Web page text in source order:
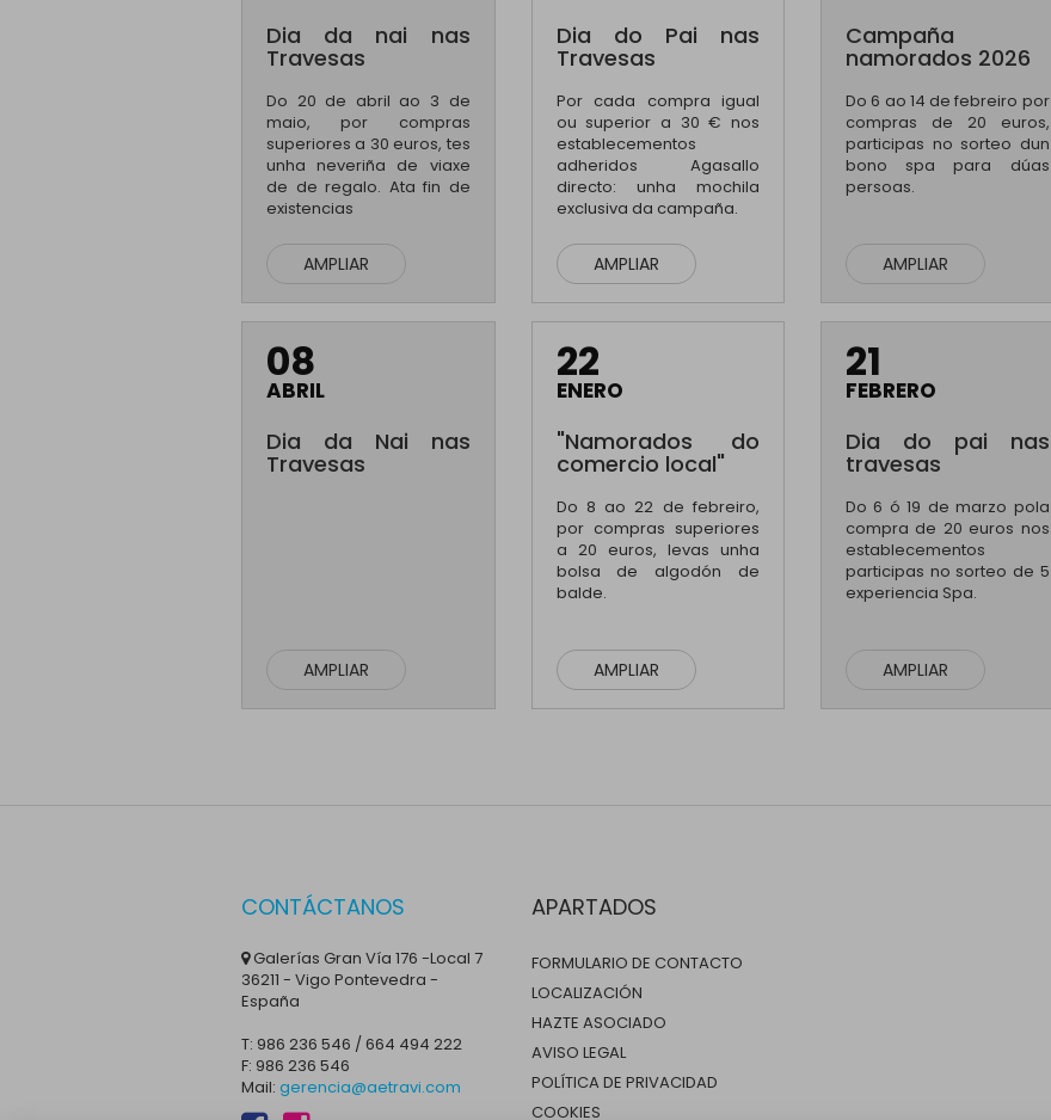
Dia da nai nas
Travesas
Do 20 de abril ao 3 de
maio, por compras
superiores a 30 euros, tes
unha neveriña de viaxe
de de regalo. Ata fin de
existencias
AMPLIAR
Dia do Pai nas
Travesas
Por cada compra igual
ou superior a 30 € nos
establecementos
adheridos Agasallo
directo: unha mochila
exclusiva da campaña.
AMPLIAR
Campaña
namorados 2026
Do 6 ao 14 de febreiro por
compras de 20 euros,
participas no sorteo dun
bono spa para dúas
persoas.
AMPLIAR
08
ABRIL
Dia da Nai nas
Travesas
AMPLIAR
22
ENERO
"Namorados do
comercio local"
Do 8 ao 22 de febreiro,
por compras superiores
a 20 euros, levas unha
bolsa de algodón de
balde.
AMPLIAR
21
FEBRERO
Dia do pai nas
travesas
Do 6 ó 19 de marzo pola
compra de 20 euros nos
establecementos
participas no sorteo de 5
experiencia Spa.
AMPLIAR
CONTÁCTANOS
Galerías Gran Vía 176 -Local 7
36211 - Vigo Pontevedra -
España
T: 986 236 546 / 664 494 222
F: 986 236 546
Mail: gerencia@aetravi.com
APARTADOS
FORMULARIO DE CONTACTO
LOCALIZACIÓN
HAZTE ASOCIADO
AVISO LEGAL
POLÍTICA DE PRIVACIDAD
COOKIES